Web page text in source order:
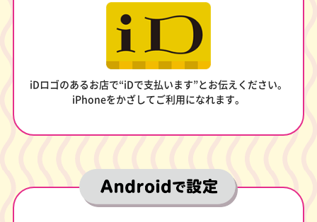
iDロゴのあるお店で“iDで支払います”とお伝えください。
iPhoneをかざしてご利用になれます。